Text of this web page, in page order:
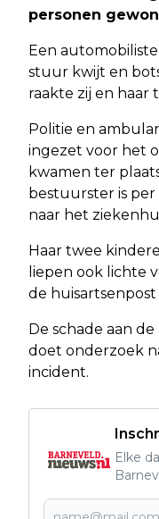
personen
Een
stuur kwijt en
raakte zij en haar
Politie en
ingezet voor het
kwamen ter
bestuurster is
naar het
Haar twee
liepen ook lichte
de
De schade aan
doet onderzoek
incident.
Elke